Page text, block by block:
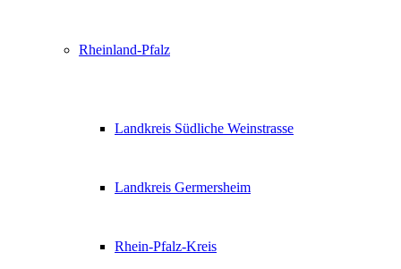
Rheinland-Pfalz
Landkreis Südliche Weinstrasse
Landkreis Germersheim
Rhein-Pfalz-Kreis